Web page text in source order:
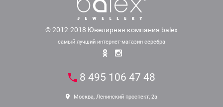
© 2012-2018 Ювелирная компания balex
самый лучший интернет-магазин серебра
8 495 106 47 48
Москва, Ленинский проспект, 2а